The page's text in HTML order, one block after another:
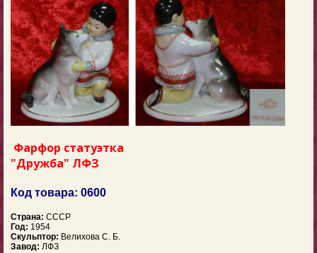
Фарфор статуэтка
"Дружба" ЛФЗ
Код товара: 0600
Страна: СССР
Год: 1954
Скульптор: Велихова С. Б.
Завод: ЛФЗ